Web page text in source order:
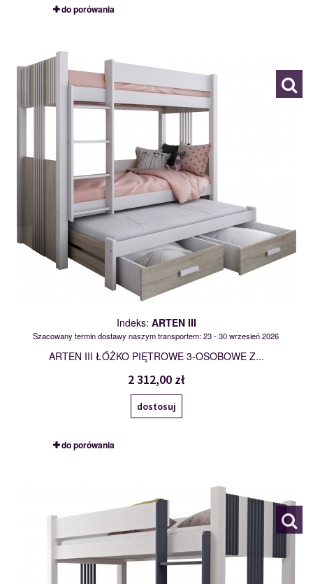
do porówania
Indeks: ARTEN III
Szacowany termin dostawy naszym transportem: 23 - 30 wrzesień 2026
ARTEN III ŁÓŻKO PIĘTROWE 3-OSOBOWE Z...
2 312,00 zł
dostosuj
do porówania